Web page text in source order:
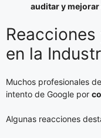
auditar y
en la
Muchos profesionales
intento de Google por
Algunas reacciones